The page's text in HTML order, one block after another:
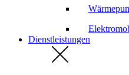
Dienstleistungen